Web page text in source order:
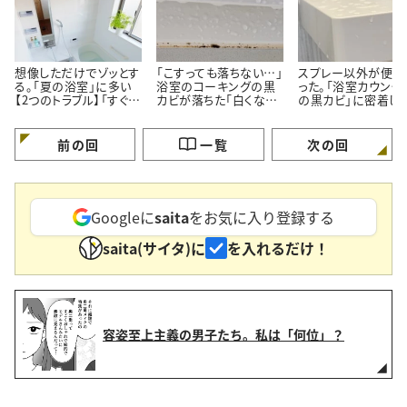
想像しただけでゾッとす
る。「夏の浴室」に多い
【2つのトラブル】「すぐ対
「こすっても落ちない…」
浴室のコーキングの黒
カビが落ちた「白くなっ
掃除術】
スプレー以外が便
った。「浴室カウンタ
の黒カビ」に密着し
掃除術】
前の回 一覧 次の回
Googleにsaitaをお気に入り登録する
saita(サイタ)に
を入れるだけ！
容姿至上主義の男子たち。私は「何位」？